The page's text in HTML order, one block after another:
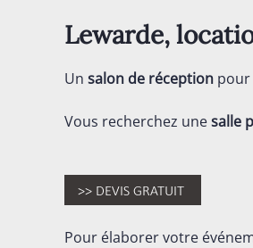
Lewarde,
Un salon de réception pour
Vous recherchez unesalle
Pour élaborer votre